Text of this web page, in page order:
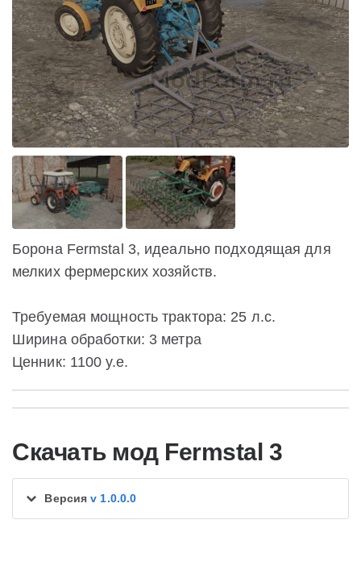
Борона Fermstal 3, идеально подходящая для
мелких фермерских хозяйств.
Требуемая мощность трактора: 25 л.с.
Ширина обработки: 3 метра
Ценник: 1100 у.е.
Скачать мод Fermstal 3
Версияv 1.0.0.0